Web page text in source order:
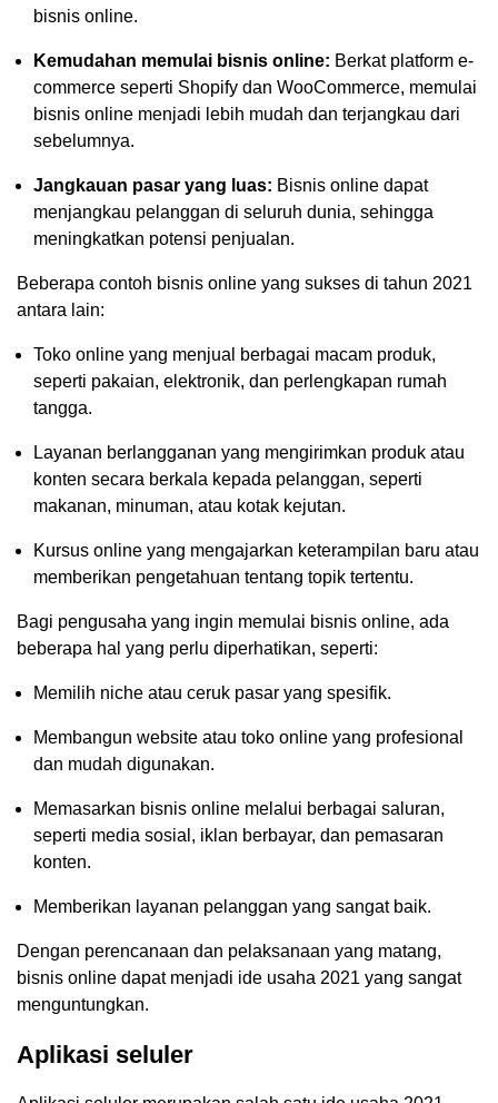
bisnis online.
Kemudahan memulai bisnis online: Berkat platform e-
commerce seperti Shopify dan WooCommerce, memulai
bisnis online menjadi lebih mudah dan terjangkau dari
sebelumnya.
Jangkauan pasar yang luas: Bisnis online dapat
menjangkau pelanggan di seluruh dunia, sehingga
meningkatkan potensi penjualan.
Beberapa contoh bisnis online yang sukses di tahun 2021
antara lain:
Toko online yang menjual berbagai macam produk,
seperti pakaian, elektronik, dan perlengkapan rumah
tangga.
Layanan berlangganan yang mengirimkan produk atau
konten secara berkala kepada pelanggan, seperti
makanan, minuman, atau kotak kejutan.
Kursus online yang mengajarkan keterampilan baru atau
memberikan pengetahuan tentang topik tertentu.
Bagi pengusaha yang ingin memulai bisnis online, ada
beberapa hal yang perlu diperhatikan, seperti:
Memilih niche atau ceruk pasar yang spesifik.
Membangun website atau toko online yang profesional
dan mudah digunakan.
Memasarkan bisnis online melalui berbagai saluran,
seperti media sosial, iklan berbayar, dan pemasaran
konten.
Memberikan layanan pelanggan yang sangat baik.
Dengan perencanaan dan pelaksanaan yang matang,
bisnis online dapat menjadi ide usaha 2021 yang sangat
menguntungkan.
Aplikasi seluler